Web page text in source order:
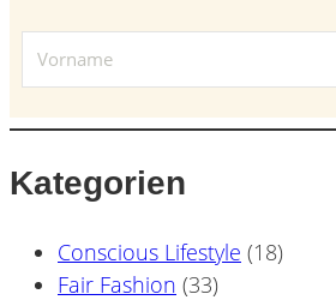
Kategorien
Conscious Lifestyle (18)
Fair Fashion (33)